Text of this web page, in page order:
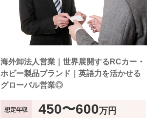
海外卸法人営業｜世界展開するRCカー・
ホビー製品ブランド｜英語力を活かせる
グローバル営業◎
想定年収 450〜600万円